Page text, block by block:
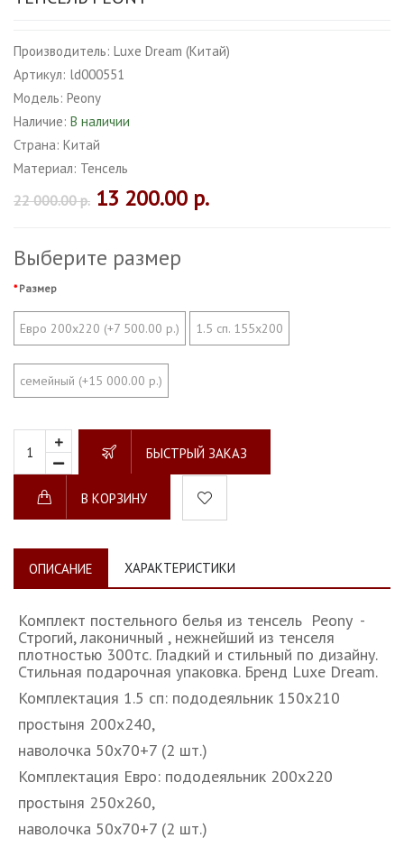
Производитель: Luxe Dream (Китай)
Артикул: ld000551
Модель: Peony
Наличие: В наличии
Страна: Китай
Материал: Тенсель
22 000.00 р. 13 200.00 р.
Выберите размер
Размер
Евро 200х220 (+7 500.00 р.) 1.5 сп. 155х200
семейный (+15 000.00 р.)
БЫСТРЫЙ ЗАКАЗ
В КОРЗИНУ
ОПИСАНИЕ ХАРАКТЕРИСТИКИ
Комплект постельного белья из тенсель Peony -
Строгий, лаконичный , нежнейший из тенселя
плотностью 300тс. Гладкий и стильный по дизайну.
Стильная подарочная упаковка. Бренд Luxe Dream.
Комплектация 1.5 сп: пододеяльник 150х210
простыня 200х240,
наволочка 50х70+7 (2 шт.)
Комплектация Евро: пододеяльник 200х220
простыня 250х260,
наволочка 50х70+7 (2 шт.)